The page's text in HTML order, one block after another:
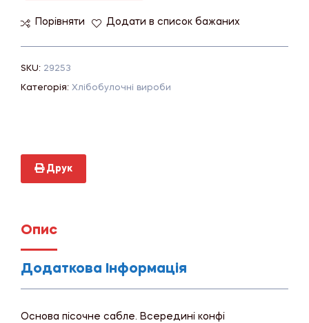
Порівняти Додати в список бажаних
SKU: 29253
Категорія: Хлібобулочні вироби
Друк
Опис
Додаткова Інформація
Основа пісочне сабле. Всередині конфі